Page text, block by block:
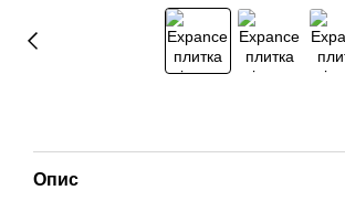
Опис